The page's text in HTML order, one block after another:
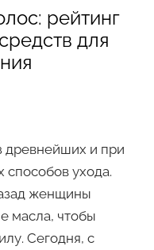
рейтинг
для
древнейших и при
способов ухода.
женщины
масла, чтобы
Сегодня, с